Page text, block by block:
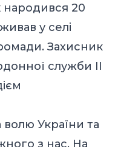
народився 20
у селі
Захисник
служби ІІ
України та
з нас. На